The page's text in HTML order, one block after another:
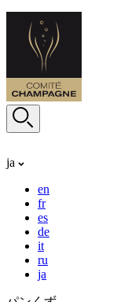
ja
en
fr
es
de
it
ru
ja